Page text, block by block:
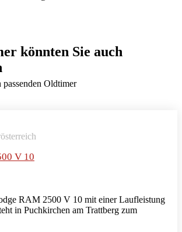
könnten Sie auch
Oldtimer
V 10
RAM 2500 V 10 mit einer Laufleistung
in Puchkirchen am Trattberg zum